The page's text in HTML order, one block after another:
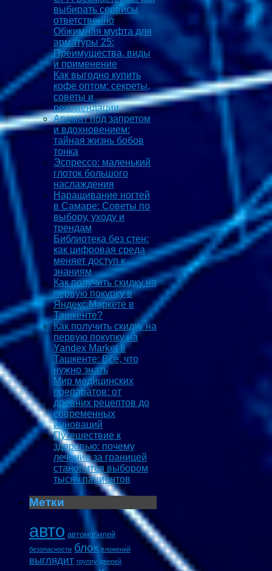
выбирать сервисы
ответственно
Обжимная муфта для
арматуры 25:
Преимущества, виды
и применение
Как выгодно купить
кофе оптом: секреты,
советы и
рекомендации
Аромат под запретом
и вдохновением:
тайная жизнь бобов
тонка
Эспрессо: маленький
глоток большого
наслаждения
Наращивание ногтей
в Самаре: Советы по
выбору, уходу и
трендам
Библиотека без стен:
как цифровая среда
меняет доступ к
знаниям
Как получить скидку на
первую покупку в
Яндекс.Маркете в
Ташкенте?
Как получить скидку на
первую покупку на
Yandex Market в
Ташкенте: Все, что
нужно знать
Мир медицинских
препаратов: от
древних рецептов до
современных
инноваций
Путешествие к
здоровью: почему
лечение за границей
становится выбором
тысяч пациентов
Метки
авто автомобилей
безопасности блок вложений
выглядит группу дверей